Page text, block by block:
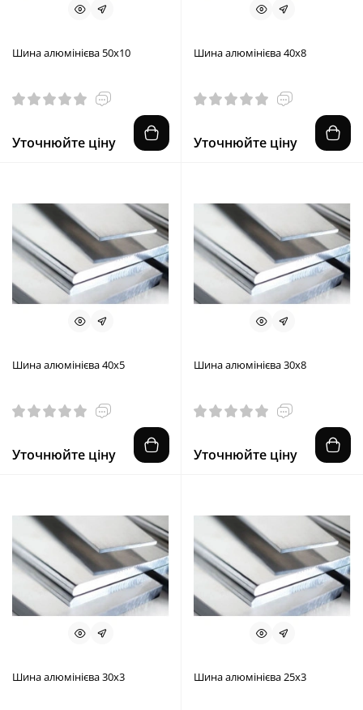
Шина алюмінієва 50х10
Уточнюйте ціну
Шина алюмінієва 40х8
Уточнюйте ціну
Шина алюмінієва 40х5
Уточнюйте ціну
Шина алюмінієва 30х8
Уточнюйте ціну
Шина алюмінієва 30х3 Шина алюмінієва 25х3